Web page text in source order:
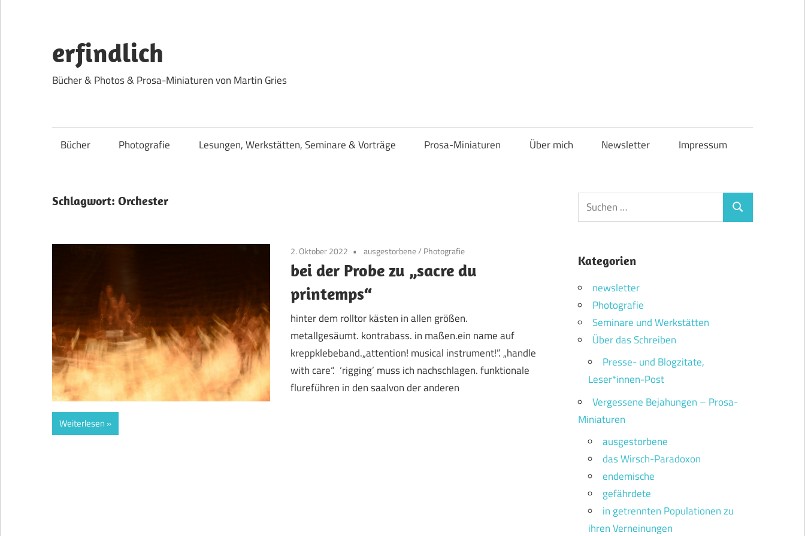
springen
erfindlich
Bücher & Photos & Prosa-Miniaturen von Martin Gries
Bücher Photografie Lesungen, Werkstätten, Seminare & Vorträge Prosa-Miniaturen Über mich Newsletter Impressum
Schlagwort: Orchester
2. Oktober 2022 ausgestorbene/ Photografie
bei der Probe zu „sacre du
printemps“
hinter dem rolltor kästen in allen größen.
metallgesäumt. kontrabass. in maßen.ein name auf
kreppklebeband.„attention! musical instrument!”. „handle
with care“. ‘rigging’ muss ich nachschlagen. funktionale
flureführen in den saalvon der anderen
Weiterlesen
Suchen
nach:
Suchen
Kategorien
newsletter
Photografie
Seminare und Werkstätten
Über das Schreiben
Presse- und Blogzitate,
Leser*innen-Post
Vergessene Bejahungen – Prosa-
Miniaturen
ausgestorbene
das Wirsch-Paradoxon
endemische
gefährdete
in getrennten Populationen zu
ihren Verneinungen